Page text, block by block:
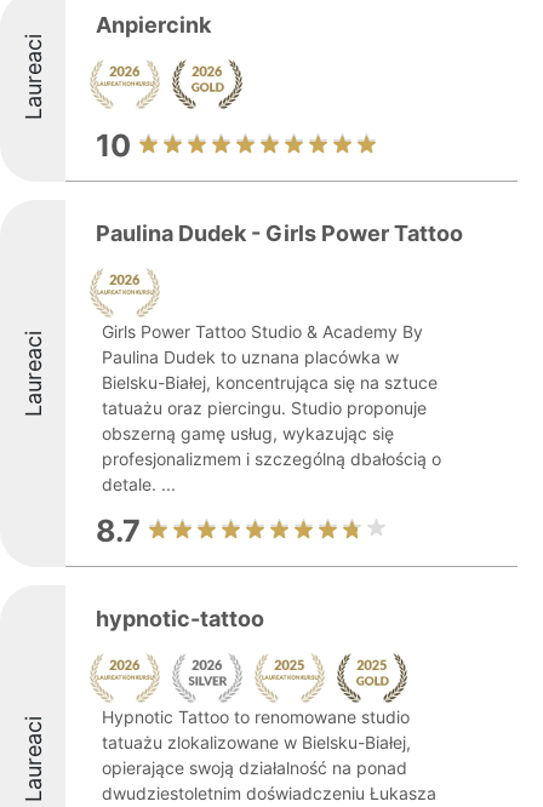
Laureaci
Anpiercink
10
Laureaci
Paulina Dudek - Girls Power Tattoo
Girls Power Tattoo Studio & Academy By
Paulina Dudek to uznana placówka w
Bielsku-Białej, koncentrująca się na sztuce
tatuażu oraz piercingu. Studio proponuje
obszerną gamę usług, wykazując się
profesjonalizmem i szczególną dbałością o
detale. ...
8.7
Laureaci
hypnotic-tattoo
Hypnotic Tattoo to renomowane studio
tatuażu zlokalizowane w Bielsku-Białej,
opierające swoją działalność na ponad
dwudziestoletnim doświadczeniu Łukasza